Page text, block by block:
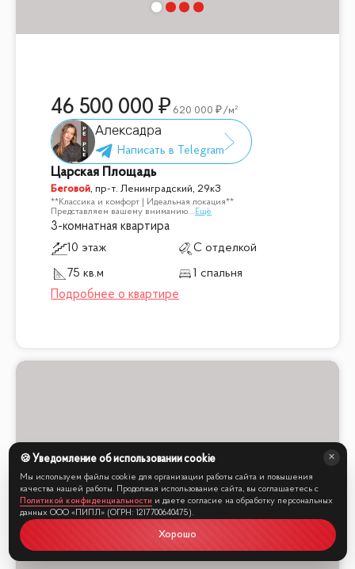
46 500 000 620 000 /м²
Алексадра
Царская Площадь
Беговой,пр-т. Ленинградский, 29к3
**Классика и комфорт | Идеальная локация**
Представляем вашему вниманию... Ещё
3-комнатная квартира
10 этаж
С отделкой
75 кв.м
1 спальня
🍪 Уведомление об использовании cookie
Мы используем файлы cookie для организации работы сайта и повышения
качества нашей работы. Продолжая использование сайта, вы соглашаетесь с
Политикой конфиденциальности и даете согласие на обработку персональных
данных ООО «ПИПЛ» (ОГРН: 1217700640475).
Хорошо